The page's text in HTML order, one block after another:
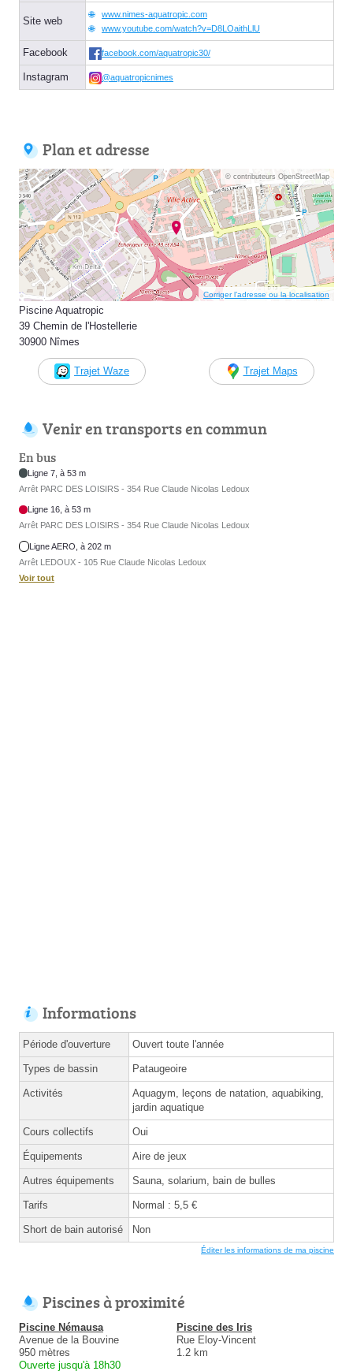
Site web
www.nimes-aquatropic.com
www.youtube.com/watch?v=D8LOaithLlU
Facebook facebook.com/aquatropic30/
Instagram @aquatropicnimes
Plan et adresse
© contributeurs OpenStreetMap
Corriger l’adresse ou la localisation
Piscine Aquatropic
39 Chemin de l'Hostellerie
30900 Nîmes
Trajet Waze Trajet Maps
Venir en transports en commun
En bus
Ligne 7, à 53 m
Arrêt PARC DES LOISIRS - 354 Rue Claude Nicolas Ledoux
Ligne 16, à 53 m
Arrêt PARC DES LOISIRS - 354 Rue Claude Nicolas Ledoux
Ligne AERO, à 202 m
Arrêt LEDOUX - 105 Rue Claude Nicolas Ledoux
Voir tout
Informations
Période d'ouverture Ouvert toute l'année
Types de bassin Pataugeoire
Activités
Aquagym, leçons de natation, aquabiking,
jardin aquatique
Cours collectifs Oui
Équipements Aire de jeux
Autres équipements Sauna, solarium, bain de bulles
Tarifs Normal : 5,5 €
Short de bain autorisé Non
Éditer les informations de ma piscine
Piscines à proximité
Piscine Némausa
Avenue de la Bouvine
950 mètres
Ouverte jusqu'à 18h30
Piscine des Iris
Rue Eloy-Vincent
1.2 km